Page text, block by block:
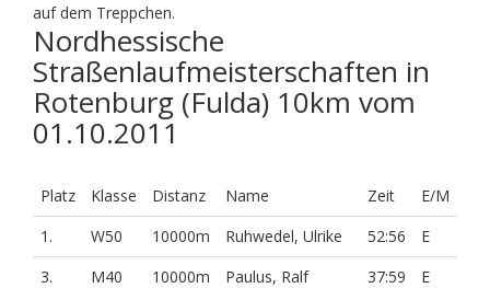
auf dem Treppchen.
Nordhessische
Straßenlaufmeisterschaften in
Rotenburg (Fulda) 10km vom
01.10.2011
Platz Klasse Distanz Name Zeit
E/M
1.
W50 10000m Ruhwedel, Ulrike 52:56
E
3.
M40 10000m Paulus, Ralf 37:59
E